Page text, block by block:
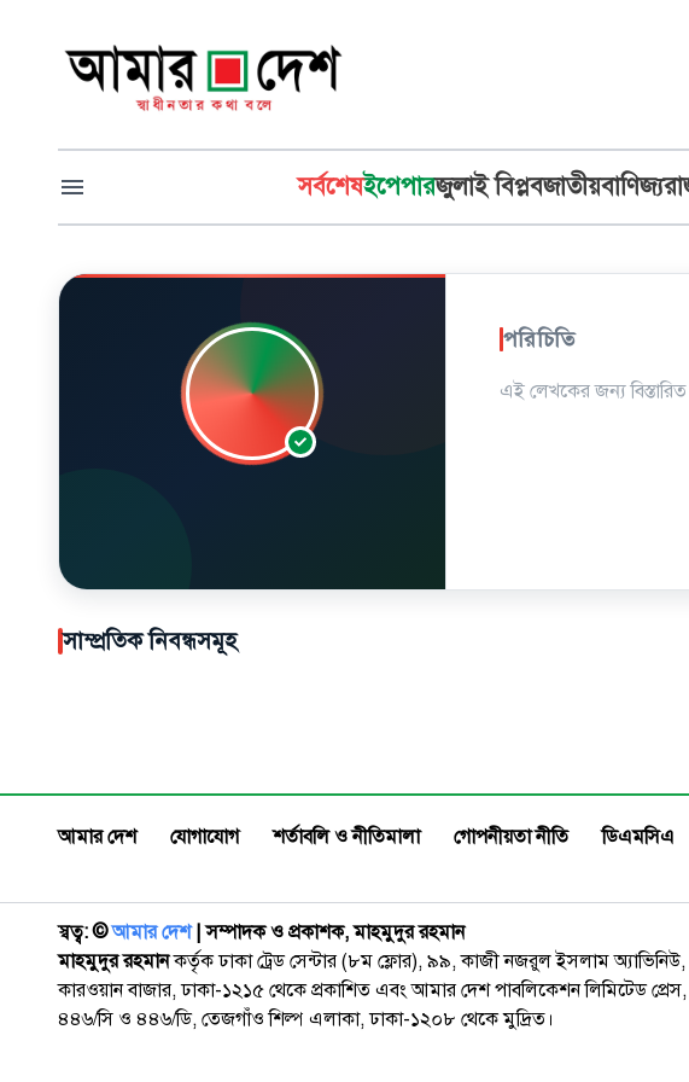
সর্বশেষইপেপারজুলাই বিপ্লবজাতীয়বাণিজ্য
পরিচিতি
এই লেখকের জন্য
সাম্প্রতিক নিবন্ধসমূহ
আমার দেশ যোগাযোগ শর্তাবলি ও নীতিমালা গোপনীয়তা নীতি ডিএমসিএ
স্বত্ব: ©️আমার দেশ| সম্পাদক ও প্রকাশক, মাহমুদুর রহমান
মাহমুদুর রহমানকর্তৃক ঢাকা ট্রেড সেন্টার (৮ম ফ্লোর), ৯৯, কাজী নজরুল ইসলাম অ্যাভিনিউ,
কারওয়ান বাজার, ঢাকা-১২১৫ থেকে প্রকাশিত এবং আমার দেশ পাবলিকেশন লিমিটেড প্রেস,
৪৪৬/সি ও ৪৪৬/ডি, তেজগাঁও শিল্প এলাকা, ঢাকা-১২০৮ থেকে মুদ্রিত।